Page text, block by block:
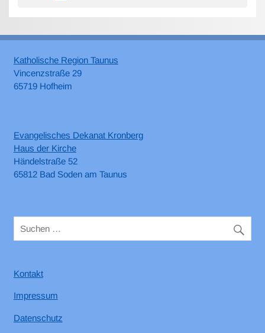
Katholische Region Taunus
Vincenzstraße 29
65719 Hofheim
Evangelisches Dekanat Kronberg
Haus der Kirche
Händelstraße 52
65812 Bad Soden am Taunus
Kontakt
Impressum
Datenschutz